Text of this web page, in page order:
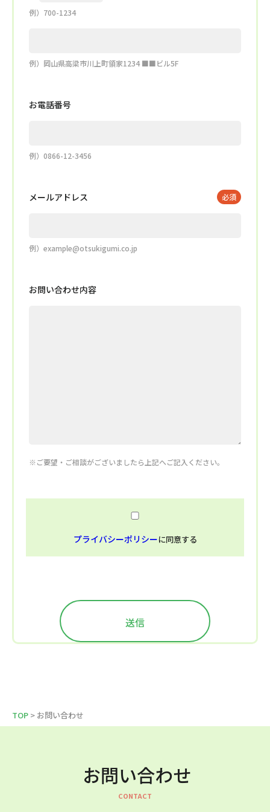
例）700-1234
例）岡山県高梁市川上町領家1234 ■■ビル5F
お電話番号
例）0866-12-3456
メールアドレス
例）example@otsukigumi.co.jp
お問い合わせ内容
※ご要望・ご相談がございましたら上記へご記入ください。
プライバシーポリシーに同意する
TOP > お問い合わせ
お問い合わせ